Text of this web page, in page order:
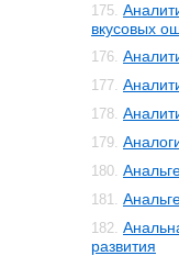
175.
вкусовых
176.
177.
178.
179.
180.
181.
182.
развития